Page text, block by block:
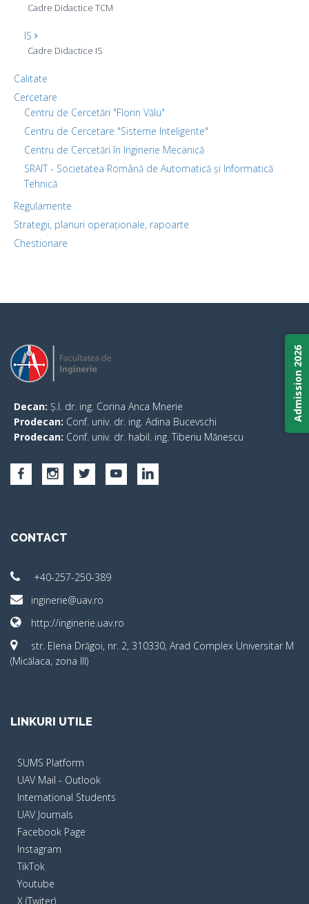
Cadre Didactice TCM
IS
Cadre Didactice IS
Calitate
Cercetare
Centru de Cercetări "Florin Vălu"
Centru de Cercetare "Sisteme Inteligente"
Centru de Cercetări în Inginerie Mecanică
SRAIT - Societatea Română de Automatică și Informatică
Tehnică
Regulamente
Strategii, planuri operaționale, rapoarte
Chestionare
Decan: Ș.l. dr. ing. Corina Anca Mnerie
Prodecan: Conf. univ. dr. ing. Adina Bucevschi
Prodecan: Conf. univ. dr. habil. ing. Tiberiu Mănescu
CONTACT
+40-257-250-389
inginerie@uav.ro
http://inginerie.uav.ro
str. Elena Drăgoi, nr. 2, 310330, Arad Complex Universitar M
(Micălaca, zona III)
LINKURI UTILE
SUMS Platform
UAV Mail - Outlook
International Students
UAV Journals
Facebook Page
Instagram
TikTok
Youtube
X (Twiter)
Admission 2026